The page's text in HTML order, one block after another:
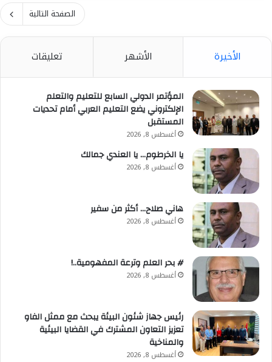
الصفحة التالية
الأخيرة الأشهر تعليقات
المؤتمر الدولي السابع للتعليم والتعلم
الإلكتروني يضع التعليم العربي أمام تحديات
المستقبل
أغسطس 8, 2026
يا الخرطوم… يا العندي جمالك
أغسطس 8, 2026
هاني صلاح… أكثر من سفير
أغسطس 8, 2026
# بحر العلم وترعة المفهومية..!
أغسطس 8, 2026
رئيس جهاز شئون البيئة يبحث مع ممثل الفاو
تعزيز التعاون المشترك في القضايا البيئية
والمناخية
أغسطس 8, 2026